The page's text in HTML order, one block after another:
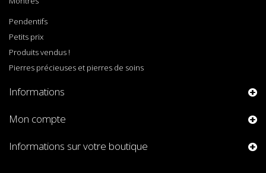
Pendentifs
Petits prix
Produits vendus !
Pierres précieuses et pierres de soins
Informations
Mon compte
Informations sur votre boutique